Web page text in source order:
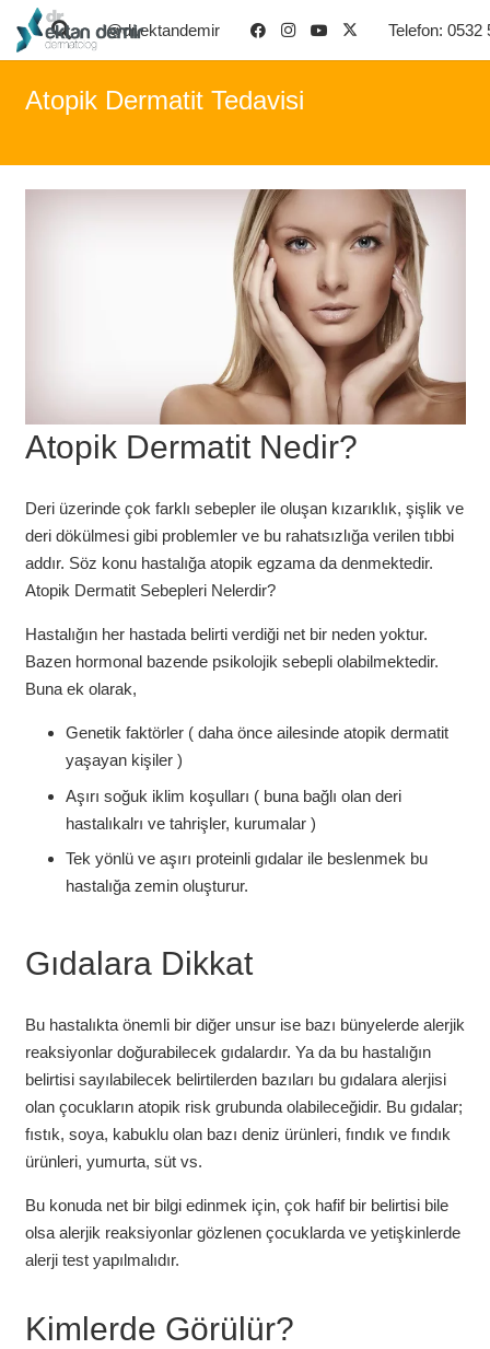
@dr.ektandemir Telefon: 0532
Atopik Dermatit Tedavisi
Atopik Dermatit Nedir?
Deri üzerinde çok farklı sebepler ile oluşan kızarıklık, şişlik ve
deri dökülmesi gibi problemler ve bu rahatsızlığa verilen tıbbi
addır. Söz konu hastalığa atopik egzama da denmektedir.
Atopik Dermatit Sebepleri Nelerdir?
Hastalığın her hastada belirti verdiği net bir neden yoktur.
Bazen hormonal bazende psikolojik sebepli olabilmektedir.
Buna ek olarak,
Genetik faktörler ( daha önce ailesinde atopik dermatit
yaşayan kişiler )
Aşırı soğuk iklim koşulları ( buna bağlı olan deri
hastalıkalrı ve tahrişler, kurumalar )
Tek yönlü ve aşırı proteinli gıdalar ile beslenmek bu
hastalığa zemin oluşturur.
Gıdalara Dikkat
Bu hastalıkta önemli bir diğer unsur ise bazı bünyelerde alerjik
reaksiyonlar doğurabilecek gıdalardır. Ya da bu hastalığın
belirtisi sayılabilecek belirtilerden bazıları bu gıdalara alerjisi
olan çocukların atopik risk grubunda olabileceğidir. Bu gıdalar;
fıstık, soya, kabuklu olan bazı deniz ürünleri, fındık ve fındık
ürünleri, yumurta, süt vs.
Bu konuda net bir bilgi edinmek için, çok hafif bir belirtisi bile
olsa alerjik reaksiyonlar gözlenen çocuklarda ve yetişkinlerde
alerji test yapılmalıdır.
Kimlerde Görülür?